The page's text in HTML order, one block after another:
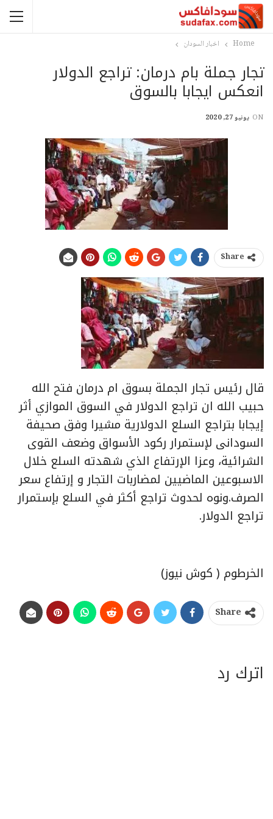
Home اخبار السودان
تجار جملة بام درمان: تراجع الدولار
انعكس ايجابا بالسوق
ON يونيو 27, 2020
Share
قال رئيس تجار الجملة بسوق ام درمان فتح الله
حبيب الله ان تراجع الدولار في السوق الموازي أثر
إيجابا بتراجع السلع الدولارية مشيرا وفق صحيفة
السودانى لإستمرار ركود الأسواق وضعف القوى
الشرائية، وعزا الإرتفاع الذي شهدته السلع خلال
الاسبوعين الماضيين لمضاربات التجار و إرتفاع سعر
الصرف.ونوه لحدوث تراجع أكثر في السلع بإستمرار
تراجع الدولار.
الخرطوم ( كوش نيوز)
Share
اترك رد